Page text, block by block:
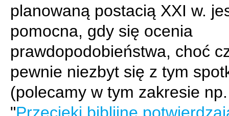
planowaną postacią XXI w.
pomocna, gdy się ocenia
prawdopodobieństwa, choć
pewnie niezbyt się z tym
(polecamy w tym zakresie np.